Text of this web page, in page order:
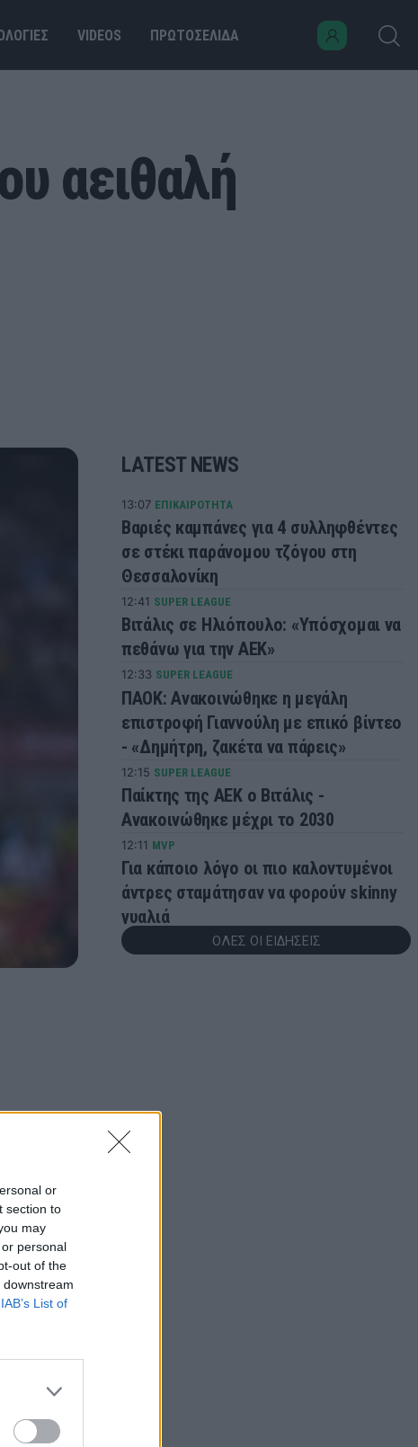
or
section to
may
personal
out of the
IAB’s List of
VIDEOS ΠΡΩΤΟΣΕΛΙΔΑ
αειθαλή
LATEST NEWS
13:07 ΕΠΙΚΑΙΡΟΤΗΤΑ
Βαριές καμπάνες για 4 συλληφθέντες
σε στέκι παράνομου τζόγου στη
Θεσσαλονίκη
12:41 SUPER LEAGUE
Βιτάλις σε Ηλιόπουλο: «Υπόσχομαι να
πεθάνω για την ΑΕΚ»
12:33 SUPER LEAGUE
ΠΑΟΚ: Ανακοινώθηκε η μεγάλη
επιστροφή Γιαννούλη με επικό βίντεο
- «Δημήτρη, ζακέτα να πάρεις»
12:15 SUPER LEAGUE
Παίκτης της ΑΕΚ ο Βιτάλις -
Ανακοινώθηκε μέχρι το 2030
12:11 MVP
Για κάποιο λόγο οι πιο καλοντυμένοι
άντρες σταμάτησαν να φορούν skinny
γυαλιά
11:54 ΠΟΔΟΣΦΑΙΡΟ
αποχώρησε από την Μπαρτσελόνα
11:30
ΠΑΟΚ-Άντερλεχτ με σούπερ
ΟΛΕΣ ΟΙ ΕΙΔΗΣΕΙΣ